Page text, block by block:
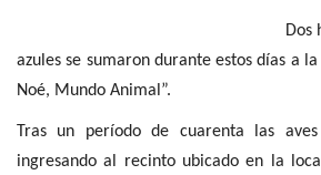
Dos hermosos
azules se sumaron durante estos días a
Noé, Mundo Animal”.
Tras un período de cuarenta las
ingresando al recinto ubicado en la